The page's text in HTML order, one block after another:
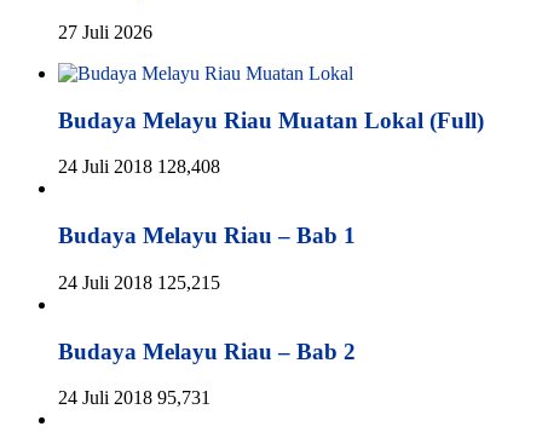
27 Juli 2026
Budaya Melayu Riau Muatan Lokal (Full)
24 Juli 2018 128,408
Budaya Melayu Riau – Bab 1
24 Juli 2018 125,215
Budaya Melayu Riau – Bab 2
24 Juli 2018 95,731